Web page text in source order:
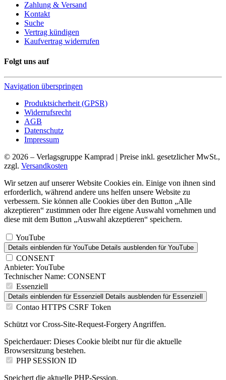
Zahlung & Versand
Kontakt
Suche
Vertrag kündigen
Kaufvertrag widerrufen
Folgt uns auf
Navigation überspringen
Produktsicherheit (GPSR)
Widerrufsrecht
AGB
Datenschutz
Impressum
© 2026 – Verlagsgruppe Kamprad | Preise inkl. gesetzlicher MwSt.,
zzgl. Versandkosten
Wir setzen auf unserer Website Cookies ein. Einige von ihnen sind
erforderlich, während andere uns helfen unsere Website zu
verbessern. Sie können alle Cookies über den Button „Alle
akzeptieren“ zustimmen oder Ihre eigene Auswahl vornehmen und
diese mit dem Button „Auswahl akzeptieren“ speichern.
YouTube
Details einblenden für YouTube Details ausblenden für YouTube
CONSENT
Anbieter: YouTube
Technischer Name: CONSENT
Essenziell
Details einblenden für Essenziell Details ausblenden für Essenziell
Contao HTTPS CSRF Token
Schützt vor Cross-Site-Request-Forgery Angriffen.
Speicherdauer: Dieses Cookie bleibt nur für die aktuelle
Browsersitzung bestehen.
PHP SESSION ID
Speichert die aktuelle PHP-Session.